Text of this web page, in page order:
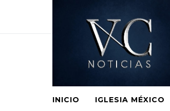
INICIO IGLESIA MÉXICO